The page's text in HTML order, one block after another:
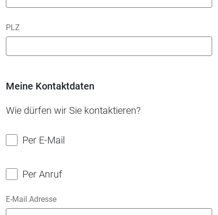
PLZ
Meine Kontaktdaten
Wie dürfen wir Sie kontaktieren?
Per E-Mail
Per Anruf
E-Mail Adresse